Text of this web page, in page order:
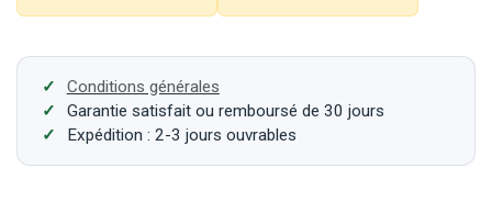
Conditions générales
Garantie satisfait ou remboursé de 30 jours
Expédition : 2-3 jours ouvrables